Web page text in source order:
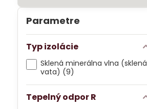
Parametre
Typ izolácie
Sklená minerálna vlna (sklená
vata) (9)
Tepelný odpor R